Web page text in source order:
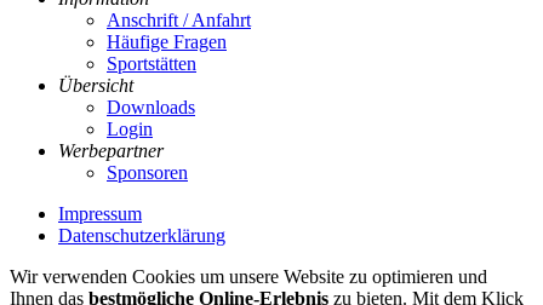
Anschrift / Anfahrt
Häufige Fragen
Sportstätten
Übersicht
Downloads
Login
Werbepartner
Sponsoren
Impressum
Datenschutzerklärung
Wir verwenden Cookies um unsere Website zu optimieren und
Ihnen das bestmögliche Online-Erlebnis zu bieten. Mit dem Klick